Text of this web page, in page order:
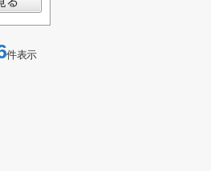
件表示